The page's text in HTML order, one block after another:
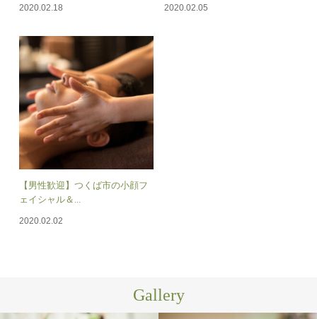
2020.02.18 2020.02.05
【男性歓迎】つくば市の小顔フ
ェイシャル＆...
2020.02.02
Gallery